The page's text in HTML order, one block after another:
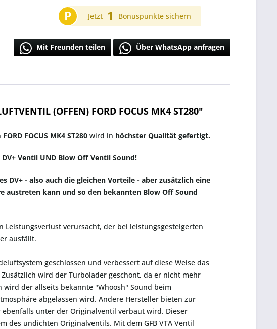
P Jetzt 1 Bonuspunkte sichern
Mit Freunden teilen Über WhatsApp anfragen
(OFFEN) FORD FOCUS MK4 ST280"
FORD FOCUS MK4 ST280 wird in höchster Qualität gefertigt.
Ventil UND Blow Off Ventil Sound!
DV+ - also auch die gleichen Vorteile - aber zusätzlich eine
austreten kann und so den bekannten Blow Off Sound
verursacht, der bei leistungsgesteigerten
ausfällt.
geschlossen und verbessert auf diese Weise das
wird der Turbolader geschont, da er nicht mehr
der allseits bekannte "Whoosh" Sound beim
abgelassen wird. Andere Hersteller bieten zur
ebenfalls unter der Originalventil verbaut wird. Dieser
des undichten Originalventils. Mit dem GFB VTA Ventil